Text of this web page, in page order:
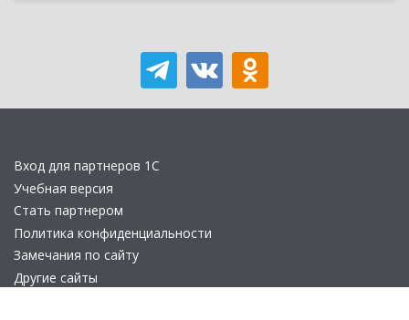
Вход для партнеров 1С
Учебная версия
Стать партнером
Политика конфиденциальности
Замечания по сайту
Другие сайты